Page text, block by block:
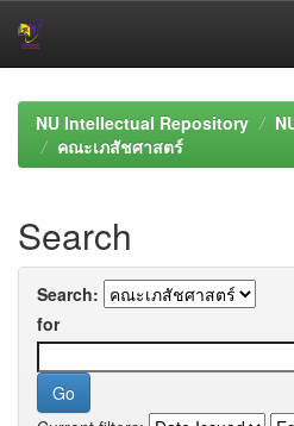
navigationNU Intellectual Repository
คณะเภสัชศาสตร์
Search
Search:
for